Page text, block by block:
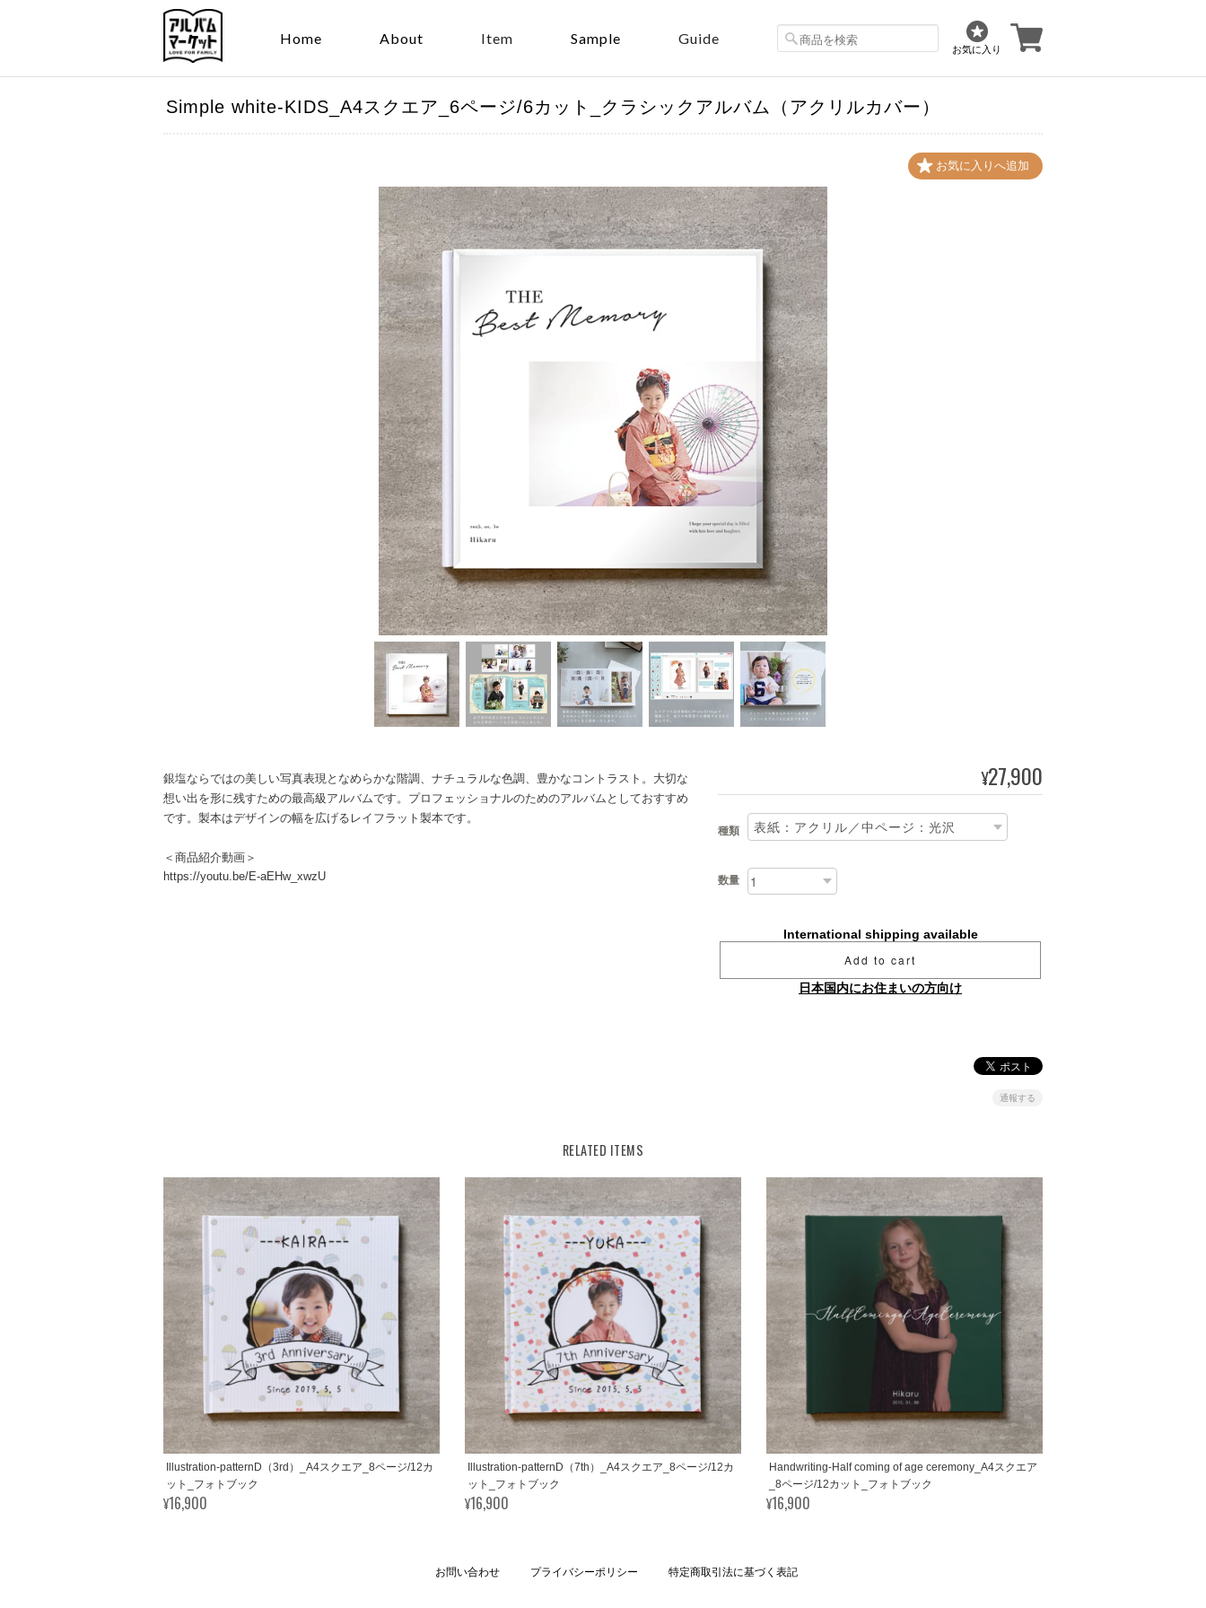
Home About Item Sample Guide
お気に入り
Simple white-KIDS_A4スクエア_6ページ/6カット_クラシックアルバム（アクリルカバー）
銀塩ならではの美しい写真表現となめらかな階調、ナチュラルな色調、豊かなコントラスト。大切な
想い出を形に残すための最高級アルバムです。プロフェッショナルのためのアルバムとしておすすめ
です。製本はデザインの幅を広げるレイフラット製本です。
＜商品紹介動画＞
https://youtu.be/E-aEHw_xwzU
¥27,900
種類
数量
International shipping available
Add to cart
日本国内にお住まいの方向け
通報する
RELATED ITEMS
Illustration-patternD（3rd）_A4スクエア_8ページ/12カ
ット_フォトブック
¥16,900
Illustration-patternD（7th）_A4スクエア_8ページ/12カ
ット_フォトブック
¥16,900
Handwriting-Half coming of age ceremony_A4スクエア
_8ページ/12カット_フォトブック
¥16,900
お問い合わせ プライバシーポリシー 特定商取引法に基づく表記